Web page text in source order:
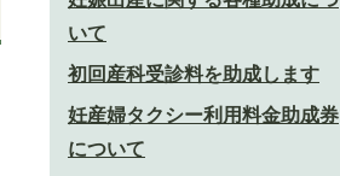
いて
初回産科受診料を助成します
妊産婦タクシー利用料金助成券
について